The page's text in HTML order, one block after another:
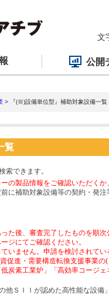
文
公開
> 『(Ⅲ)設備単位型』補助対象設備一覧
覧
索できます。
の製品情報をご確認いただくか
に補助対象設備等の契約・発
た後、審査完了したものを順次
ジにてご確認ください。
いません。申請を検討されてい
促進・需要構造転換支援事業
炭素工業炉」「高効率コージ
ＳＩＩが認めた高性能な設備